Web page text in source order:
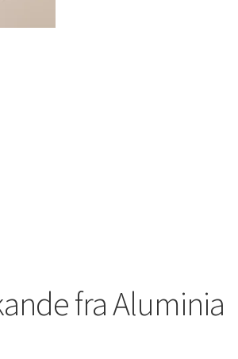
fra Aluminia